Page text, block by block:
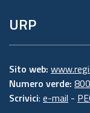
URP
Sito web:
Numero verde:
Scrivici: e-mail -